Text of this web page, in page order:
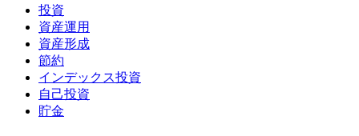
投資
資産運用
資産形成
節約
インデックス投資
自己投資
貯金